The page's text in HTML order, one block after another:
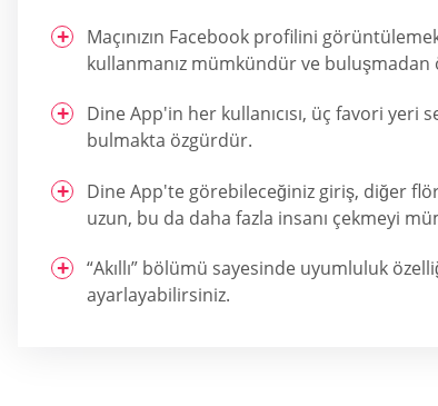
Maçınızın Facebook profilini
kullanmanız mümkündür ve buluşmadan
Dine App'in her kullanıcısı, üç favori yeri
bulmakta özgürdür.
Dine App'te görebileceğiniz giriş, diğer
uzun, bu da daha fazla insanı çekmeyi
“Akıllı” bölümü sayesinde uyumluluk
ayarlayabilirsiniz.